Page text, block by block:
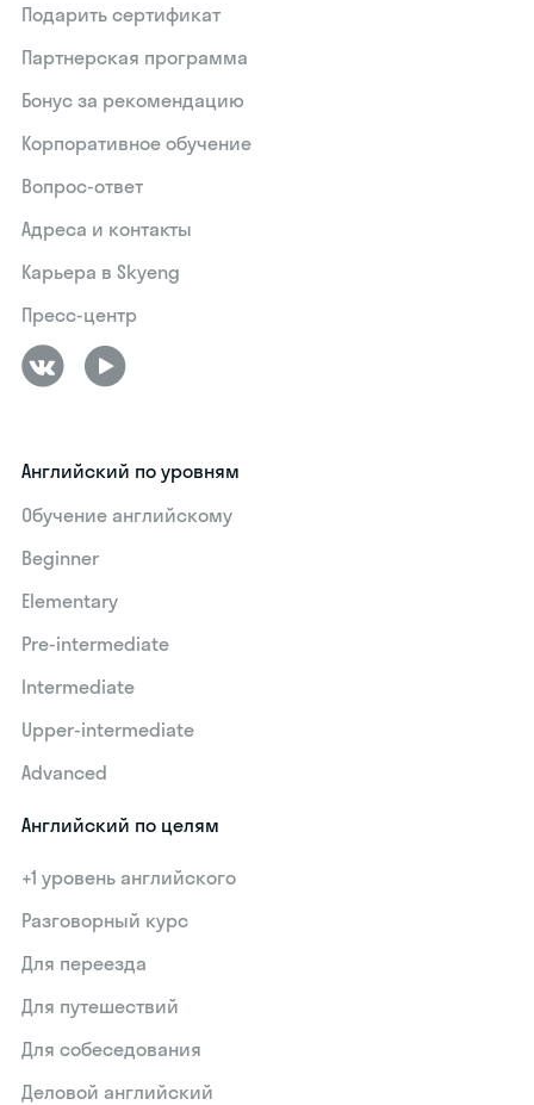
Подарить сертификат
Партнерская программа
Бонус за рекомендацию
Корпоративное обучение
Вопрос-ответ
Адреса и контакты
Карьера в Skyeng
Пресс-центр
Английский по уровням
Обучение английскому
Beginner
Elementary
Pre-intermediate
Intermediate
Upper-intermediate
Advanced
Английский по целям
+1 уровень английского
Разговорный курс
Для переезда
Для путешествий
Для собеседования
Деловой английский